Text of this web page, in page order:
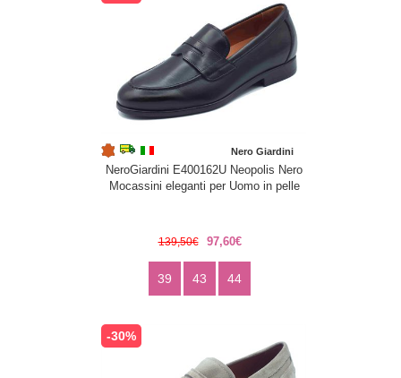
Nero Giardini
NeroGiardini E400162U Neopolis Nero
Mocassini eleganti per Uomo in pelle
139,50€ 97,60€
39 43 44
-30%